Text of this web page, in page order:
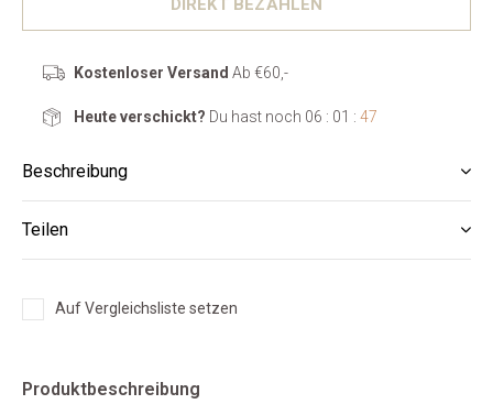
DIREKT BEZAHLEN
Kostenloser Versand Ab €60,-
Heute verschickt? Du hast noch 06 : 01 : 46
Beschreibung
Teilen
Auf Vergleichsliste setzen
Produktbeschreibung